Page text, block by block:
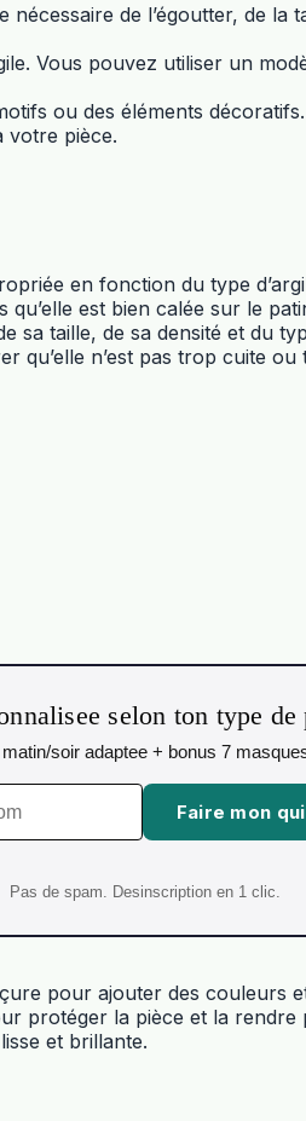
nécessaire de l’égoutter, de
Vous pouvez utiliser un
ou des éléments
votre pièce.
en fonction du type
est bien calée sur le
taille, de sa densité et du
qu’elle n’est pas trop cuite
selon ton type
soir adaptee + bonus 7
Faire mon
Pas de spam. Desinscription en 1 clic.
pour ajouter des couleurs
protéger la pièce et la rendre
et brillante.